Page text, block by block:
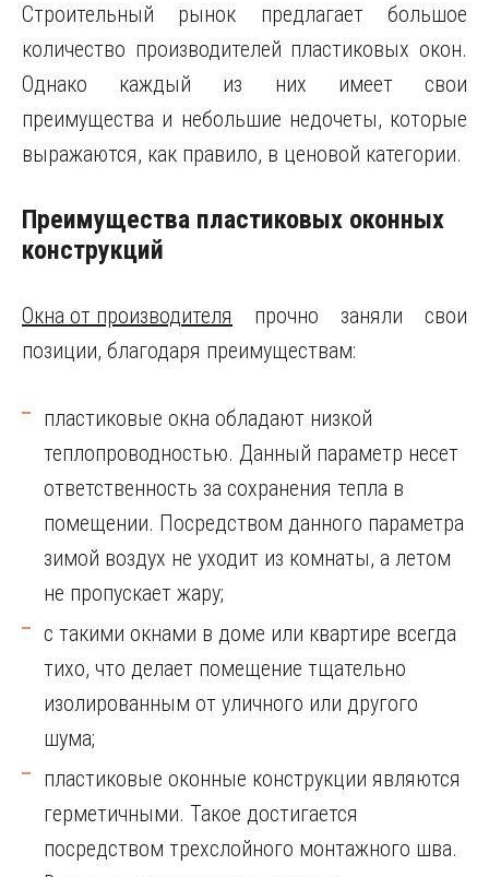
Строительный рынок предлагает большое
количество производителей пластиковых окон.
Однако каждый из них имеет свои
преимущества и небольшие недочеты, которые
выражаются, как правило, в ценовой категории.
Преимущества пластиковых оконных
конструкций
Окна от производителя прочно заняли свои
позиции, благодаря преимуществам:
пластиковые окна обладают низкой
теплопроводностью. Данный параметр несет
ответственность за сохранения тепла в
помещении. Посредством данного параметра
зимой воздух не уходит из комнаты, а летом
не пропускает жару;
с такими окнами в доме или квартире всегда
тихо, что делает помещение тщательно
изолированным от уличного или другого
шума;
пластиковые оконные конструкции являются
герметичными. Такое достигается
посредством трехслойного монтажного шва.